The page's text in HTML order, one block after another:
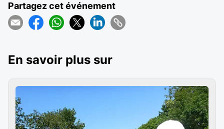
Partagez cet événement
En savoir plus sur